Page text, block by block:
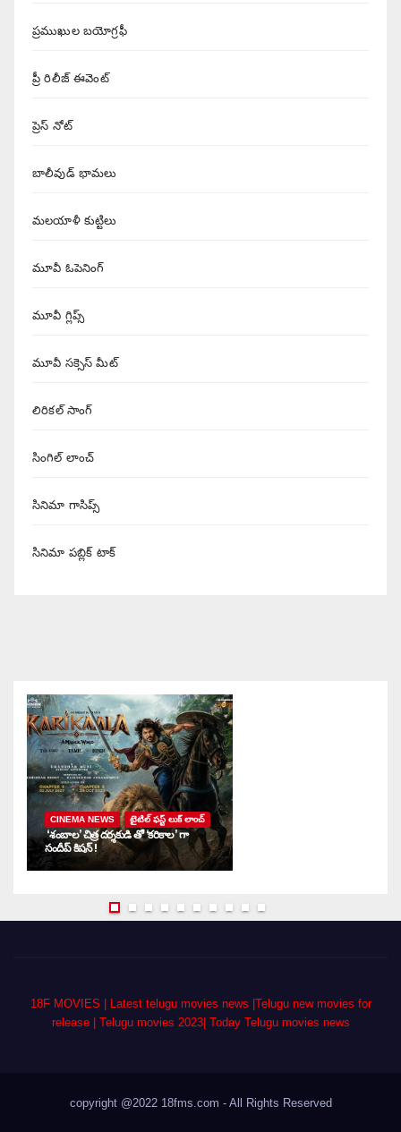
ప్రముఖుల బయోగ్రఫీ
ప్రీ రిలీజ్ ఈవెంట్
ప్రెస్ నోట్
బాలీవుడ్ భామలు
మలయాళీ కుట్టిలు
మూవీ ఓపెనింగ్
మూవీ గ్లిప్స్
మూవీ సక్సెస్ మీట్
లిరికల్ సాంగ్
సింగిల్ లాంచ్
సినిమా గాసిప్స్
సినిమా పబ్లిక్ టాక్
CINEMA NEWS టైటిల్ ఫస్ట్ లుక్ లాంచ్
‘శంబాల’ చిత్ర దర్శకుడి తో ‘కరికాల’ గా
సందీప్ కిషన్ !
18F MOVIES | Latest telugu movies news |Telugu new movies for
release | Telugu movies 2023| Today Telugu movies news
copyright @2022 18fms.com - All Rights Reserved